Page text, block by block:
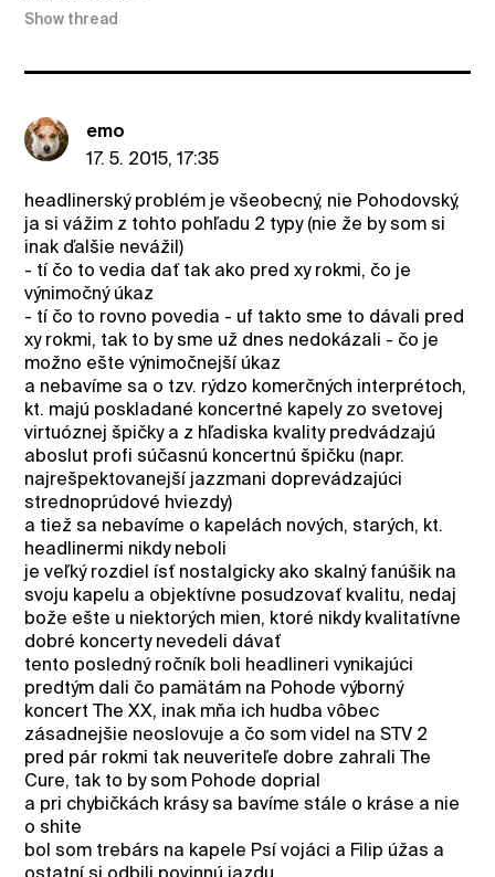
Show thread
emo
17. 5. 2015, 17:35
headlinerský problém je všeobecný, nie Pohodovský,
ja si vážim z tohto pohľadu 2 typy (nie že by som si
inak ďalšie nevážil)
- tí čo to vedia dať tak ako pred xy rokmi, čo je
výnimočný úkaz
- tí čo to rovno povedia - uf takto sme to dávali pred
xy rokmi, tak to by sme už dnes nedokázali - čo je
možno ešte výnimočnejší úkaz
a nebavíme sa o tzv. rýdzo komerčných interprétoch,
kt. majú poskladané koncertné kapely zo svetovej
virtuóznej špičky a z hľadiska kvality predvádzajú
aboslut profi súčasnú koncertnú špičku (napr.
najrešpektovanejší jazzmani doprevádzajúci
strednoprúdové hviezdy)
a tiež sa nebavíme o kapelách nových, starých, kt.
headlinermi nikdy neboli
je veľký rozdiel ísť nostalgicky ako skalný fanúšik na
svoju kapelu a objektívne posudzovať kvalitu, nedaj
bože ešte u niektorých mien, ktoré nikdy kvalitatívne
dobré koncerty nevedeli dávať
tento posledný ročník boli headlineri vynikajúci
predtým dali čo pamätám na Pohode výborný
koncert The XX, inak mňa ich hudba vôbec
zásadnejšie neoslovuje a čo som videl na STV 2
pred pár rokmi tak neuveriteľe dobre zahrali The
Cure, tak to by som Pohode doprial
a pri chybičkách krásy sa bavíme stále o kráse a nie
o shite
bol som trebárs na kapele Psí vojáci a Filip úžas a